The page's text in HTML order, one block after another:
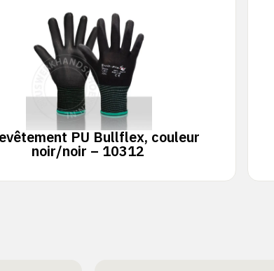
PU Bullflex, couleur
noir/noir – 10312